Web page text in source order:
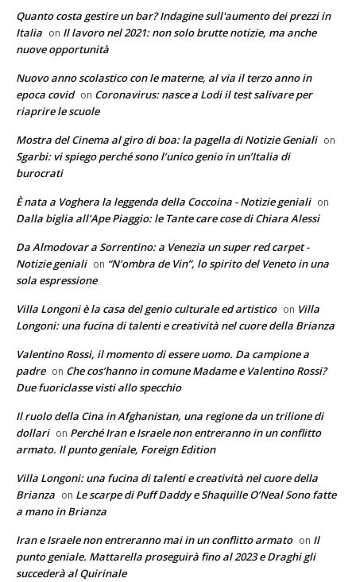
Quanto costa gestire un bar? Indagine sull'aumento dei prezzi in
Italia on Il lavoro nel 2021: non solo brutte notizie, ma anche
nuove opportunità
Nuovo anno scolastico con le materne, al via il terzo anno in
epoca covid on Coronavirus: nasce a Lodi il test salivare per
riaprire le scuole
Mostra del Cinema al giro di boa: la pagella di Notizie Geniali on
Sgarbi: vi spiego perché sono l’unico genio in un’Italia di
burocrati
È nata a Voghera la leggenda della Coccoina - Notizie geniali on
Dalla biglia all’Ape Piaggio: le Tante care cose di Chiara Alessi
Da Almodovar a Sorrentino: a Venezia un super red carpet -
Notizie geniali on “N’ombra de Vin”, lo spirito del Veneto in una
sola espressione
Villa Longoni è la casa del genio culturale ed artistico on Villa
Longoni: una fucina di talenti e creatività nel cuore della Brianza
Valentino Rossi, il momento di essere uomo. Da campione a
padre on Che cos’hanno in comune Madame e Valentino Rossi?
Due fuoriclasse visti allo specchio
Il ruolo della Cina in Afghanistan, una regione da un trilione di
dollari on Perché Iran e Israele non entreranno in un conflitto
armato. Il punto geniale, Foreign Edition
Villa Longoni: una fucina di talenti e creatività nel cuore della
Brianza on Le scarpe di Puff Daddy e Shaquille O’Neal Sono fatte
a mano in Brianza
Iran e Israele non entreranno mai in un conflitto armato on Il
punto geniale. Mattarella proseguirà fino al 2023 e Draghi gli
succederà al Quirinale